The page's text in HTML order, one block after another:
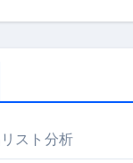
スト分析